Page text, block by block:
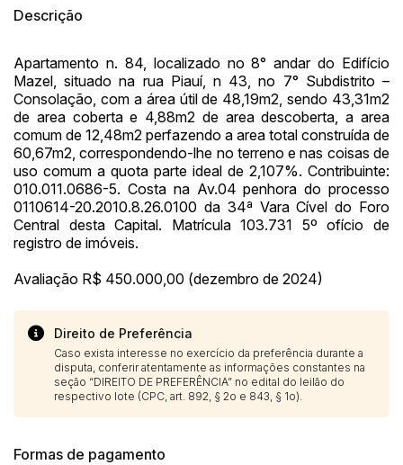
Descrição
Apartamento n. 84, localizado no 8° andar do Edifício
Mazel, situado na rua Piauí, n 43, no 7° Subdistrito –
Consolação, com a área útil de 48,19m2, sendo 43,31m2
de area coberta e 4,88m2 de area descoberta, a area
comum de 12,48m2 perfazendo a area total construída de
60,67m2, correspondendo-lhe no terreno e nas coisas de
uso comum a quota parte ideal de 2,107%. Contribuinte:
010.011.0686-5. Costa na Av.04 penhora do processo
0110614-20.2010.8.26.0100 da 34ª Vara Cível do Foro
Central desta Capital. Matrícula 103.731 5º ofício de
registro de imóveis.
Avaliação R$ 450.000,00 (dezembro de 2024)
Direito de Preferência
Caso exista interesse no exercício da preferência durante a
disputa, conferir atentamente as informações constantes na
seção “DIREITO DE PREFERÊNCIA” no edital do leilão do
respectivo lote (CPC, art. 892, § 2o e 843, § 1o).
Formas de pagamento